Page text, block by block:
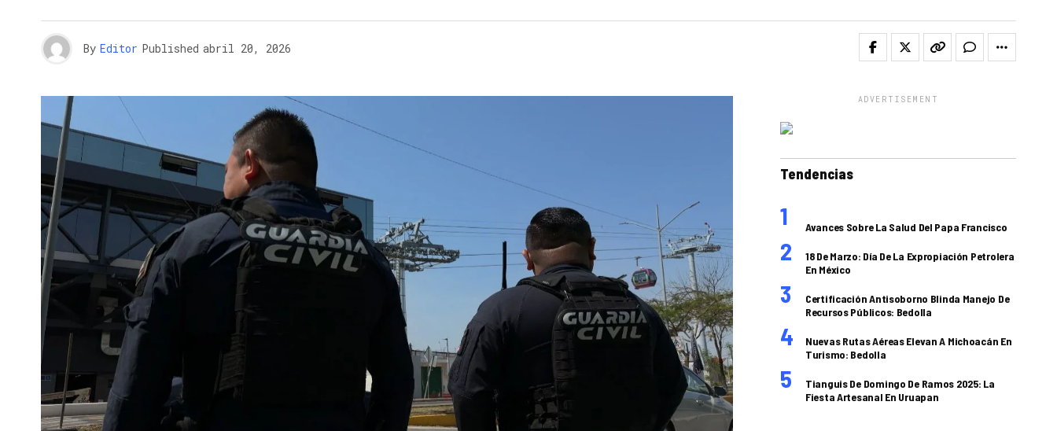
By Editor Published abril 20, 2026
ADVERTISEMENT
Tendencias
Avances Sobre La Salud Del Papa Francisco
18 De Marzo: Día De La Expropiación Petrolera
En México
Certificación Antisoborno Blinda Manejo De
Recursos Públicos: Bedolla
Nuevas Rutas Aéreas Elevan A Michoacán En
Turismo: Bedolla
Tianguis De Domingo De Ramos 2025: La
Fiesta Artesanal En Uruapan